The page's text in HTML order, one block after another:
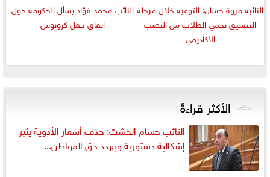
النائبة مروة حسان: التوعية خلال مرحلة
التنسيق تحمي الطلاب من النصب
الأكاديمي
النائب محمد فؤاد يسأل الحكومة حول
اتفاق حقل كرونوس
الأكثر قراءةً
النائب حسام الخشت: حذف أسعار الأدوية يثير
إشكالية دستورية ويهدد حق المواطن...